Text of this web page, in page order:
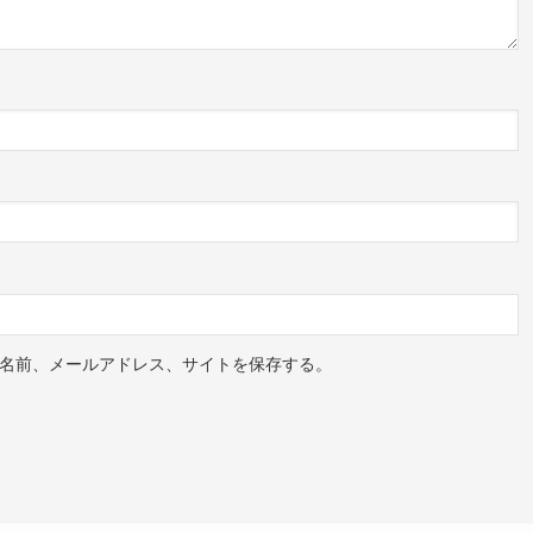
肉はつかない
より引用
前、メールアドレス、サイトを保存する。